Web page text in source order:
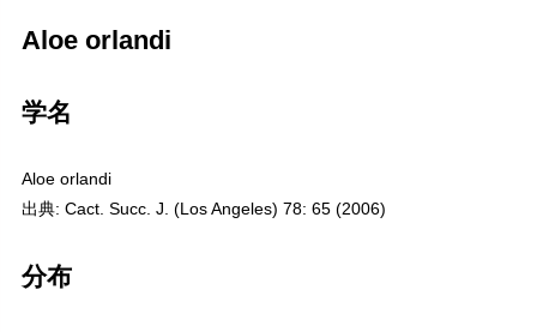
Aloe orlandi
学名
Aloe orlandi
出典: Cact. Succ. J. (Los Angeles) 78: 65 (2006)
分布